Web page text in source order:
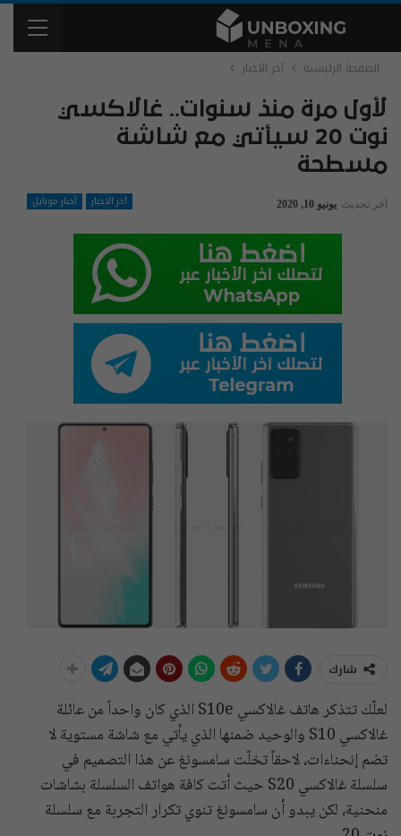
الصفحة الرئيسية آخر الاخبار
لأول مرة منذ سنوات.. غالاكسي
نوت 20 سيأتي مع شاشة
مسطحة
آخر الاخبار أخبار موبايل آخر تحديث يونيو 10, 2020
شارك
لعلّك تتذكر هاتف غالاكسي S10e الذي كان واحداً من عائلة
غالاكسي S10 والوحيد ضمنها الذي يأتي مع شاشة مستوية لا
تضم إنحناءات، لاحقاً تخلّت سامسونغ عن هذا التصميم في
سلسلة غالاكسي S20 حيث أتت كافة هواتف السلسلة بشاشات
منحنية، لكن يبدو أن سامسونغ تنوي تكرار التجربة مع سلسلة